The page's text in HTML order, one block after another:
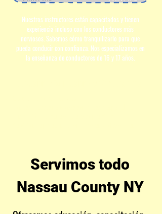
Nuestros instructores están capacitados y tienen
experiencia incluso con los conductores más
nerviosos. Sabemos cómo tranquilizarlo para que
pueda conducir con confianza. Nos especializamos en
la enseñanza de conductores de 16 y 17 años.
Servimos todo
Nassau County NY